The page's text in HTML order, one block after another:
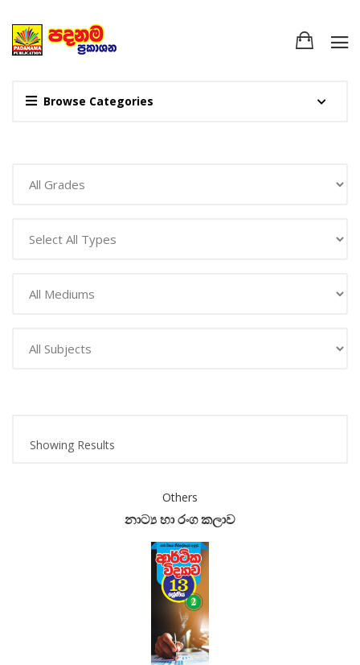
Browse Categories
Showing Results
Others
නාට්‍ය හා රංග කලාව